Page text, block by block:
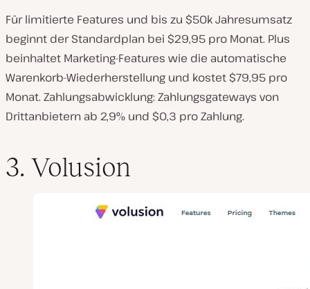
Für limitierte Features und bis zu $50k Jahresumsatz
beginnt der Standardplan bei $29,95 pro Monat. Plus
beinhaltet Marketing-Features wie die automatische
Warenkorb-Wiederherstellung und kostet $79,95 pro
Monat. Zahlungsabwicklung: Zahlungsgateways von
Drittanbietern ab 2,9% und $0,3 pro Zahlung.
3. Volusion